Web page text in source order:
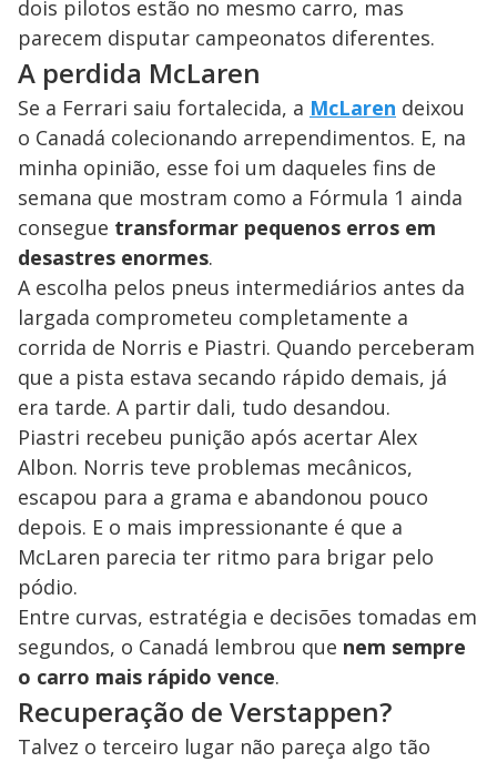
dois pilotos estão no mesmo carro, mas
parecem disputar campeonatos diferentes.
A perdida McLaren
Se a Ferrari saiu fortalecida, a McLaren deixou
o Canadá colecionando arrependimentos. E, na
minha opinião, esse foi um daqueles fins de
semana que mostram como a Fórmula 1 ainda
consegue transformar pequenos erros em
desastres enormes.
A escolha pelos pneus intermediários antes da
largada comprometeu completamente a
corrida de Norris e Piastri. Quando perceberam
que a pista estava secando rápido demais, já
era tarde. A partir dali, tudo desandou.
Piastri recebeu punição após acertar Alex
Albon. Norris teve problemas mecânicos,
escapou para a grama e abandonou pouco
depois. E o mais impressionante é que a
McLaren parecia ter ritmo para brigar pelo
pódio.
Entre curvas, estratégia e decisões tomadas em
segundos, o Canadá lembrou que nem sempre
o carro mais rápido vence.
Recuperação de Verstappen?
Talvez o terceiro lugar não pareça algo tão